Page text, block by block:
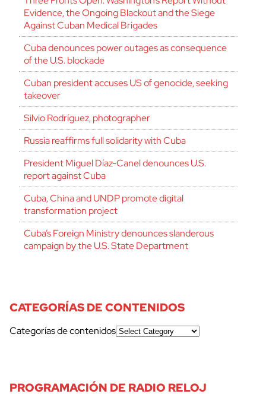
Evidence, the Ongoing Blackout and the Siege
Against Cuban Medical Brigades
Cuba denounces power outages as consequence
of the U.S. blockade
Cuban president accuses US of genocide, seeking
takeover
Silvio Rodríguez, photographer
Russia reaffirms full solidarity with Cuba
President Miguel Díaz-Canel denounces U.S.
report against Cuba
Cuba, China and UNDP promote digital
transformation project
Cuba’s Foreign Ministry denounces slanderous
campaign by the U.S. State Department
CATEGORÍAS DE CONTENIDOS
Categorías de contenidos
PROGRAMACIÓN DE RADIO RELOJ